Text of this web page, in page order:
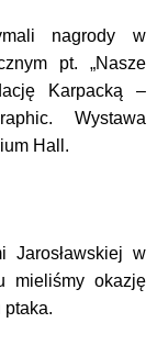
nagrody w
pt. „Nasze
Karpacką –
Wystawa
Hall.
Jarosławskiej w
mieliśmy okazję
ptaka.